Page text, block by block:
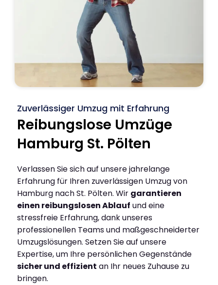
Zuverlässiger Umzug mit Erfahrung
Reibungslose Umzüge
Hamburg St. Pölten
Verlassen Sie sich auf unsere jahrelange
Erfahrung für Ihren zuverlässigen Umzug von
Hamburg nach St. Pölten. Wir garantieren
einen reibungslosen Ablauf und eine
stressfreie Erfahrung, dank unseres
professionellen Teams und maßgeschneiderter
Umzugslösungen. Setzen Sie auf unsere
Expertise, um Ihre persönlichen Gegenstände
sicher und effizient an Ihr neues Zuhause zu
bringen.